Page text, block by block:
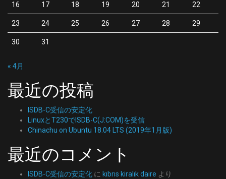
16 17 18 19 20 21 22
23 24 25 26 27 28 29
30 31
« 4月
最近の投稿
ISDB-C受信の安定化
LinuxとT230でISDB-C(J:COM)を受信
Chinachu on Ubuntu 18.04 LTS (2019年1月版)
最近のコメント
ISDB-C受信の安定化 に kıbrıs kiralık daire より